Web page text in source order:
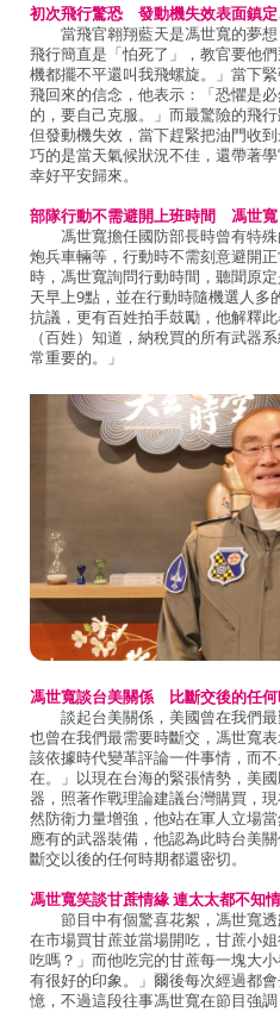
初次飛行驚恐 發動機失效表面鎮定
當飛官翱翔藍天是馮世寬的夢想
飛行簡直是「怕死了」，教官要他
機都擺不平還叫我飛螺旋。」當下
飛回來的信念，他表示：「恐懼是
的，要自己克服。」而最驚險的飛
但發動機失效，當下趕緊把油門收
巧的是當天氣候狀況不佳，還帶著
幸好平安歸來。
部隊行動不需避開上班時間 馮世
馮世寬擔任國防部長時曾有特殊
炮兵車輛等，行動時不需刻意避開
時，馮世寬詢問行動時間，聽聞原
天早上9點，並在行動時隨機選人多
抗議，更有百姓拍手鼓勵，他解釋
（百姓）知道，納稅買的所有武器
常重要的。」
馮世寬談台美關係 比斷交後的任何
談起台美關係，美國曾在我們最
也曾在我們最需要時斷交，馮世寬
該依據時代變革評論一件事情，而
在。」以現在台海的緊張情勢，美
器，照著作戰理論建議台灣購買，
然防衛力量增強，他站在軍人立場
應有的武器裝備，他認為此時台美
斷交以後的任何時期都還密切。
馮世寬笑談甘蔗情緣連太太都不知情
節目中有個驚喜花絮，馮世寬透
在市場買甘蔗並當場開吃，甘蔗小
吃嗎？」而他吃完的甘蔗每一塊大
有很好的印象。」爾後每次經過都
憶，不過這段往事馮世寬在節目強調